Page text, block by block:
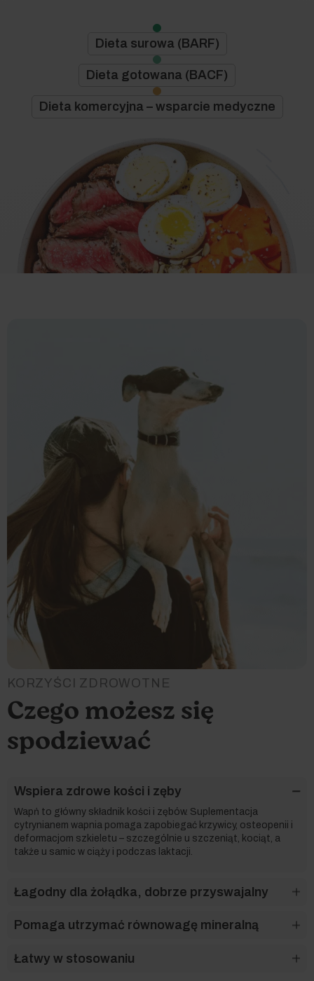
Dieta surowa (BARF)
Dieta gotowana (BACF)
Dieta komercyjna – wsparcie medyczne
KORZYŚCI ZDROWOTNE
Czego możesz się
spodziewać
Wspiera zdrowe kości i zęby
Wapń to główny składnik kości i zębów. Suplementacja
cytrynianem wapnia pomaga zapobiegać krzywicy, osteopenii i
deformacjom szkieletu – szczególnie u szczeniąt, kociąt, a
także u samic w ciąży i podczas laktacji.
Łagodny dla żołądka, dobrze przyswajalny
Pomaga utrzymać równowagę mineralną
Łatwy w stosowaniu